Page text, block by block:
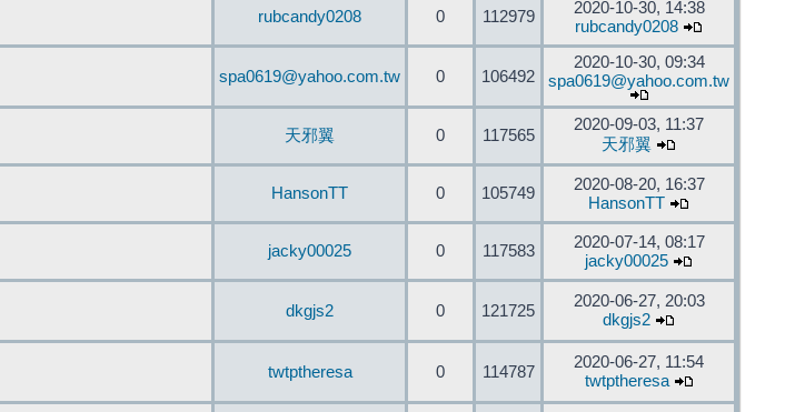
rubcandy0208 0 112979
2020-10-30, 14:38
rubcandy0208
spa0619@yahoo.com.tw 0 106492
2020-10-30, 09:34
spa0619@yahoo.com.tw
天邪翼 0 117565
2020-09-03, 11:37
天邪翼
HansonTT 0 105749
2020-08-20, 16:37
HansonTT
jacky00025 0 117583
2020-07-14, 08:17
jacky00025
dkgjs2 0 121725
2020-06-27, 20:03
dkgjs2
twtptheresa 0 114787
2020-06-27, 11:54
twtptheresa